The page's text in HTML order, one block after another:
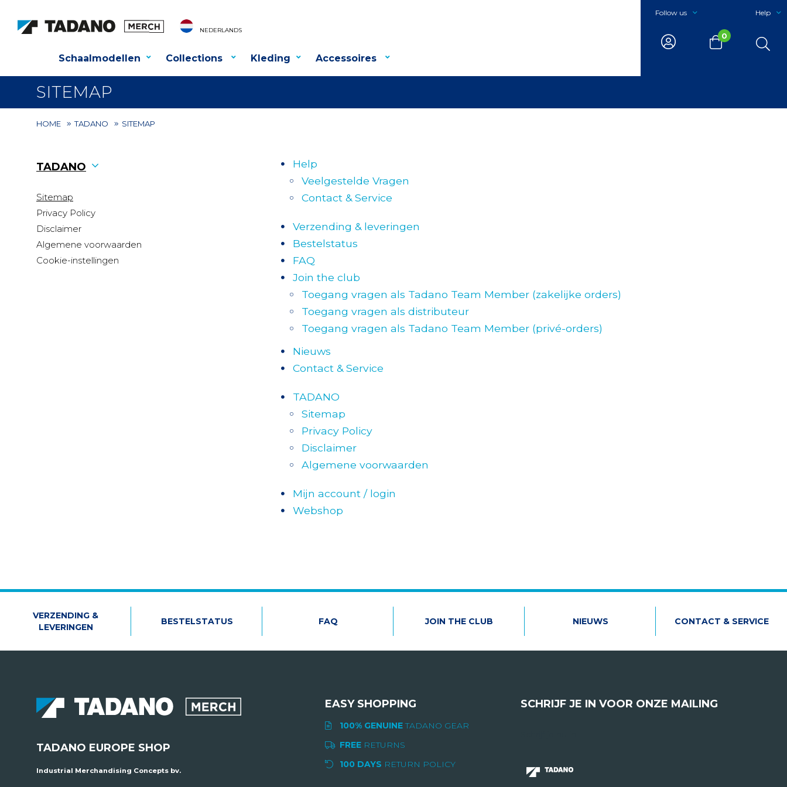
NEDERLANDS
Help
Follow us
0
Schaalmodellen Collections Kleding Accessoires
SITEMAP
HOME TADANO SITEMAP
Help
Veelgestelde Vragen
Contact & Service
Verzending & leveringen
Bestelstatus
FAQ
Join the club
Toegang vragen als Tadano Team Member (zakelijke orders)
Toegang vragen als distributeur
Toegang vragen als Tadano Team Member (privé-orders)
Nieuws
Contact & Service
TADANO
Sitemap
Privacy Policy
Disclaimer
Algemene voorwaarden
Mijn account / login
Webshop
TADANO
Sitemap
Privacy Policy
Disclaimer
Algemene voorwaarden
Cookie-instellingen
VERZENDING &
LEVERINGEN
BESTELSTATUS FAQ JOIN THE CLUB NIEUWS CONTACT & SERVICE
TADANO EUROPE SHOP
Industrial Merchandising Concepts bv.
EASY SHOPPING
100% GENUINETADANO GEAR
FREE RETURNS
100 DAYS RETURN POLICY
SCHRIJF JE IN VOOR ONZE MAILING